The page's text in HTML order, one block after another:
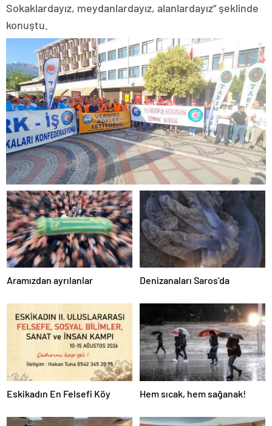
Sokaklardayız, meydanlardayız, alanlardayız” şeklinde
konuştu.
Aramızdan ayrılanlar Denizanaları Saros’da
Eskikadın En Felsefi Köy Hem sıcak, hem sağanak!